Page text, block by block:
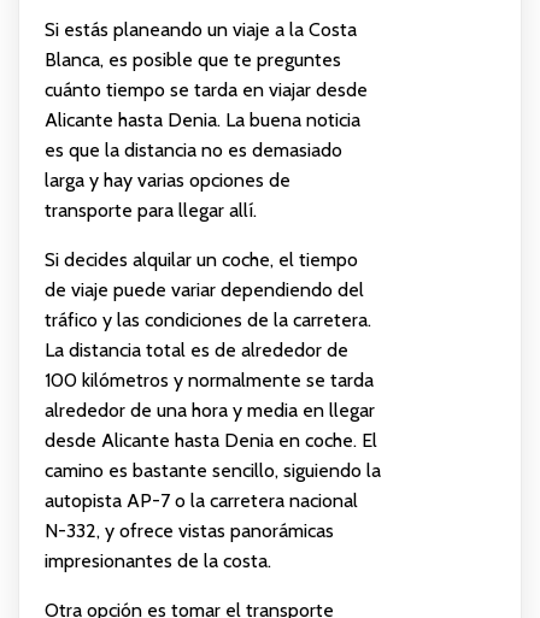
Si estás planeando un viaje a la Costa
Blanca, es posible que te preguntes
cuánto tiempo se tarda en viajar desde
Alicante hasta Denia. La buena noticia
es que la distancia no es demasiado
larga y hay varias opciones de
transporte para llegar allí.
Si decides alquilar un coche, el tiempo
de viaje puede variar dependiendo del
tráfico y las condiciones de la carretera.
La distancia total es de alrededor de
100 kilómetros y normalmente se tarda
alrededor de una hora y media en llegar
desde Alicante hasta Denia en coche. El
camino es bastante sencillo, siguiendo la
autopista AP-7 o la carretera nacional
N-332, y ofrece vistas panorámicas
impresionantes de la costa.
Otra opción es tomar el transporte